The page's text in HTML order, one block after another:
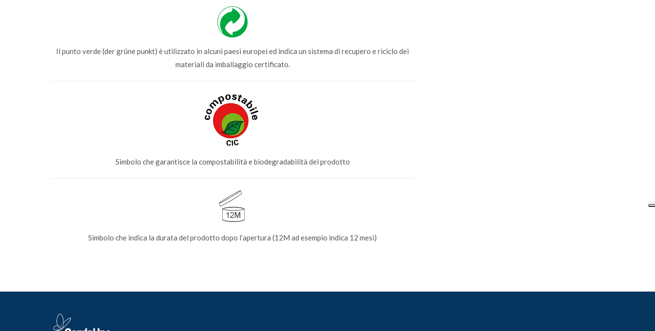
Il punto verde (der grüne punkt) è utilizzato in alcuni paesi europei ed indica un sistema di recupero e riciclo dei
materiali da imballaggio certificato.
Simbolo che garantisce la compostabilità e biodegradabilità del prodotto
Simbolo che indica la durata del prodotto dopo l’apertura (12M ad esempio indica 12 mesi)